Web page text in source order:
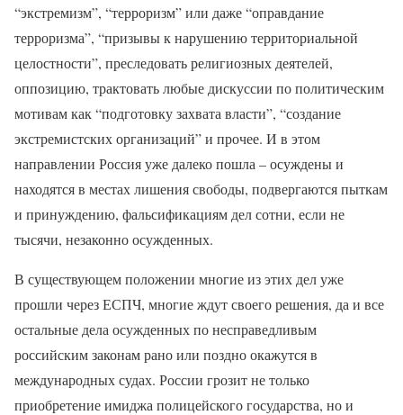
“экстремизм”, “терроризм” или даже “оправдание
терроризма”, “призывы к нарушению территориальной
целостности”, преследовать религиозных деятелей,
оппозицию, трактовать любые дискуссии по политическим
мотивам как “подготовку захвата власти”, “создание
экстремистских организаций” и прочее. И в этом
направлении Россия уже далеко пошла – осуждены и
находятся в местах лишения свободы, подвергаются пыткам
и принуждению, фальсификациям дел сотни, если не
тысячи, незаконно осужденных.
В существующем положении многие из этих дел уже
прошли через ЕСПЧ, многие ждут своего решения, да и все
остальные дела осужденных по несправедливым
российским законам рано или поздно окажутся в
международных судах. России грозит не только
приобретение имиджа полицейского государства, но и